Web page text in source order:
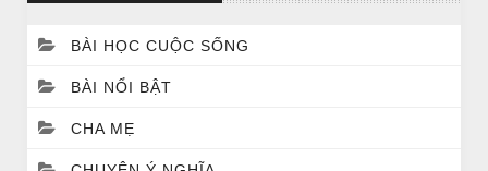
Huyền thoại vô danh - Bồ Tát đời thường
BÀI HỌC CUỘC SỐNG
BÀI NỔI BẬT
CHA MẸ